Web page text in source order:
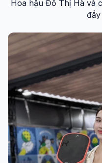
Hoa hậu Đỗ Thị Hà và